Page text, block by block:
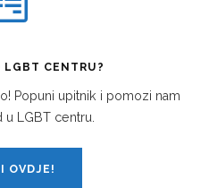
CENTRU?
Popuni upitnik i pomozi nam
u LGBT centru.
OVDJE!